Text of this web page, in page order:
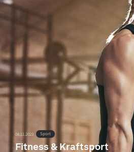
08.11.2023 Sport
Fitness & Kraftsport